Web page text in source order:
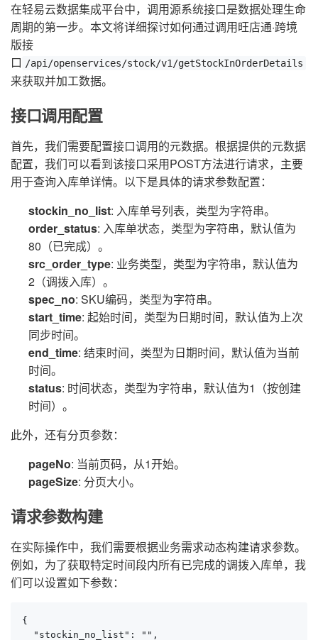
在轻易云数据集成平台中，调用源系统接口是数据处理生命
周期的第一步。本文将详细探讨如何通过调用旺店通·跨境
版接
口 /api/openservices/stock/v1/getStockInOrderDetails
来获取并加工数据。
接口调用配置
首先，我们需要配置接口调用的元数据。根据提供的元数据
配置，我们可以看到该接口采用POST方法进行请求，主要
用于查询入库单详情。以下是具体的请求参数配置：
stockin_no_list: 入库单号列表，类型为字符串。
order_status: 入库单状态，类型为字符串，默认值为
80（已完成）。
src_order_type: 业务类型，类型为字符串，默认值为
2（调拨入库）。
spec_no: SKU编码，类型为字符串。
start_time: 起始时间，类型为日期时间，默认值为上次
同步时间。
end_time: 结束时间，类型为日期时间，默认值为当前
时间。
status: 时间状态，类型为字符串，默认值为1（按创建
时间）。
此外，还有分页参数：
pageNo: 当前页码，从1开始。
pageSize: 分页大小。
请求参数构建
在实际操作中，我们需要根据业务需求动态构建请求参数。
例如，为了获取特定时间段内所有已完成的调拨入库单，我
们可以设置如下参数：
{
  "stockin_no_list": "",